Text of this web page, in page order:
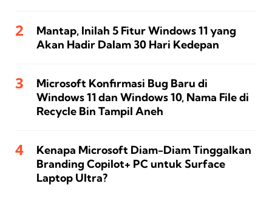
Mantap, Inilah 5 Fitur Windows 11 yang
Akan Hadir Dalam 30 Hari Kedepan
Microsoft Konfirmasi Bug Baru di
Windows 11 dan Windows 10, Nama File di
Recycle Bin Tampil Aneh
Kenapa Microsoft Diam-Diam Tinggalkan
Branding Copilot+ PC untuk Surface
Laptop Ultra?